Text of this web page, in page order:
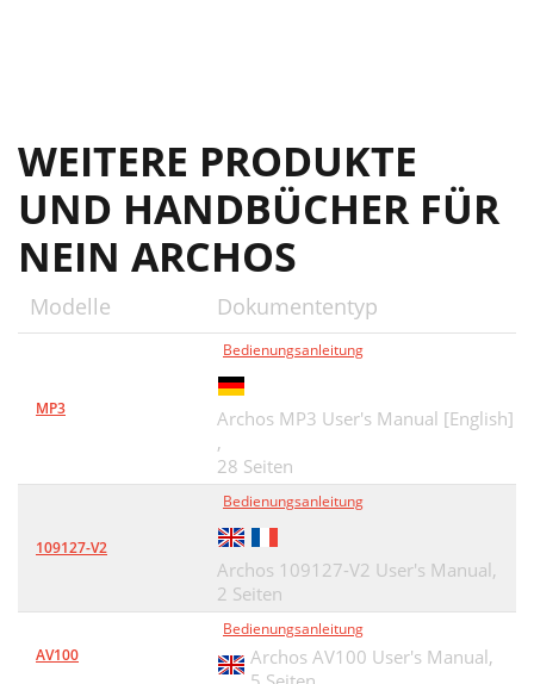
WEITERE PRODUKTE
UND HANDBÜCHER FÜR
NEIN ARCHOS
Modelle Dokumententyp
MP3
Bedienungsanleitung
Archos MP3 User's Manual [English]
,
28 Seiten
109127-V2
Bedienungsanleitung
Archos 109127-V2 User's Manual,
2 Seiten
AV100
Bedienungsanleitung
Archos AV100 User's Manual,